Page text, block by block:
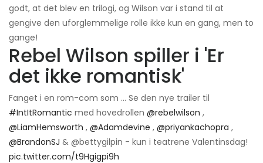
godt, at det blev en trilogi, og Wilson var i stand til at
gengive den uforglemmelige rolle ikke kun en gang, men to
gange!
Rebel Wilson spiller i 'Er
det ikke romantisk'
Fanget i en rom-com som ... Se den nye trailer til
#IntItRomantic med hovedrollen @rebelwilson ,
@LiamHemsworth , @Adamdevine , @priyankachopra ,
@BrandonSJ & @bettygilpin - kun i teatrene Valentinsdag!
pic.twitter.com/t9Hgigpi9h